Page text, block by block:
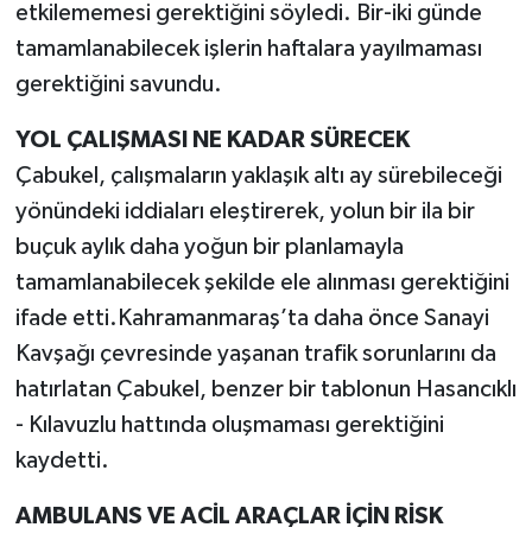
etkilememesi gerektiğini söyledi. Bir-iki günde
tamamlanabilecek işlerin haftalara yayılmaması
gerektiğini savundu.
YOL ÇALIŞMASI NE KADAR SÜRECEK
Çabukel, çalışmaların yaklaşık altı ay sürebileceği
yönündeki iddiaları eleştirerek, yolun bir ila bir
buçuk aylık daha yoğun bir planlamayla
tamamlanabilecek şekilde ele alınması gerektiğini
ifade etti.Kahramanmaraş’ta daha önce Sanayi
Kavşağı çevresinde yaşanan trafik sorunlarını da
hatırlatan Çabukel, benzer bir tablonun Hasancıklı
- Kılavuzlu hattında oluşmaması gerektiğini
kaydetti.
AMBULANS VE ACİL ARAÇLAR İÇİN RİSK